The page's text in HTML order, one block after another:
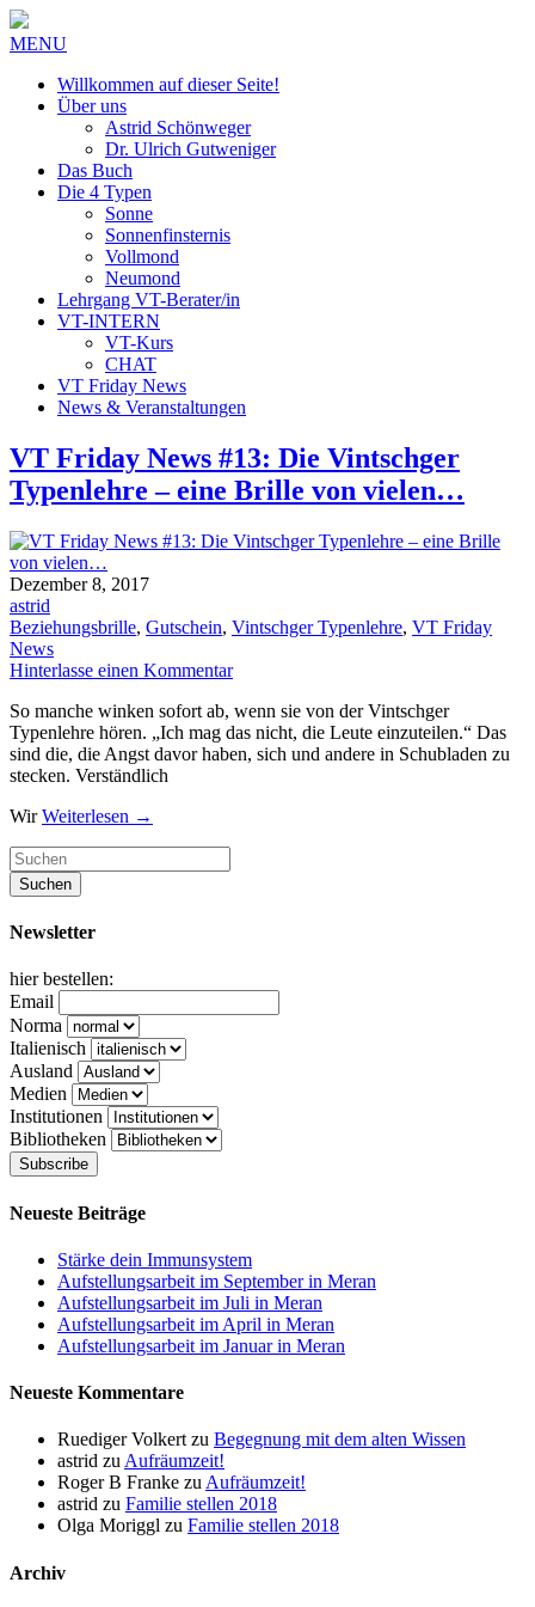
MENU
Willkommen auf dieser Seite!
Über uns
Astrid Schönweger
Dr. Ulrich Gutweniger
Das Buch
Die 4 Typen
Sonne
Sonnenfinsternis
Vollmond
Neumond
Lehrgang VT-Berater/in
VT-INTERN
VT-Kurs
CHAT
VT Friday News
News & Veranstaltungen
VT Friday News #13: Die Vintschger
Typenlehre – eine Brille von vielen…
Dezember 8, 2017
astrid
Beziehungsbrille, Gutschein, Vintschger Typenlehre, VT Friday
News
Hinterlasse einen Kommentar
So manche winken sofort ab, wenn sie von der Vintschger
Typenlehre hören. „Ich mag das nicht, die Leute einzuteilen.“ Das
sind die, die Angst davor haben, sich und andere in Schubladen zu
stecken. Verständlich
WirWeiterlesen →
Newsletter
hier bestellen:
Email
Norma
Italienisch
Ausland
Medien
Institutionen
Bibliotheken
Neueste Beiträge
Stärke dein Immunsystem
Aufstellungsarbeit im September in Meran
Aufstellungsarbeit im Juli in Meran
Aufstellungsarbeit im April in Meran
Aufstellungsarbeit im Januar in Meran
Neueste Kommentare
Ruediger Volkertzu Begegnung mit dem alten Wissen
astrid zuAufräumzeit!
Roger B Franke zuAufräumzeit!
astrid zu Familie stellen 2018
Olga Moriggl zu Familie stellen 2018
Archiv